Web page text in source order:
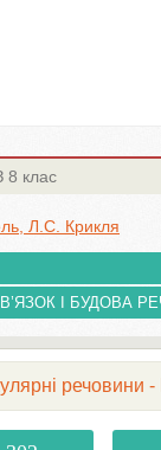
8 клас
Л.С. Крикля
І БУДОВА